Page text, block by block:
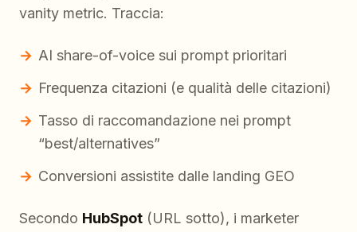
vanity metric. Traccia:
AI share-of-voice sui prompt prioritari
Frequenza citazioni (e qualità delle citazioni)
Tasso di raccomandazione nei prompt
“best/alternatives”
Conversioni assistite dalle landing GEO
Secondo HubSpot (URL sotto), i marketer